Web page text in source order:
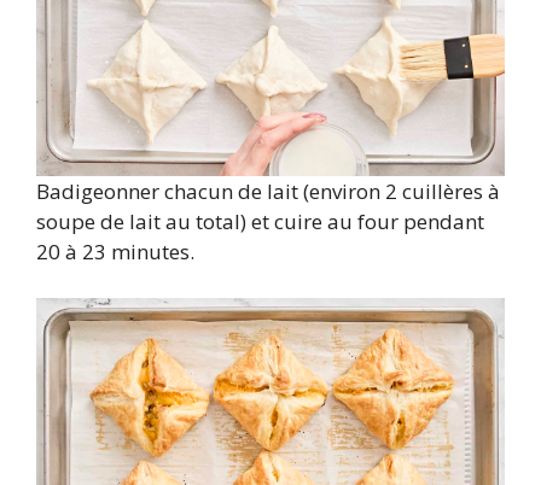
Badigeonner chacun de lait (environ 2 cuillères à
soupe de lait au total) et cuire au four pendant
20 à 23 minutes.